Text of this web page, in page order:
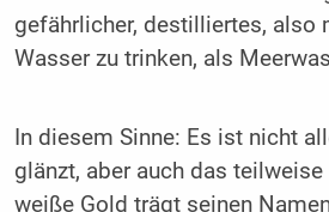
gefährlicher, destilliertes, also
Wasser zu trinken, als
In diesem Sinne: Es ist nicht
glänzt, aber auch das
weiße Gold trägt sei­nen